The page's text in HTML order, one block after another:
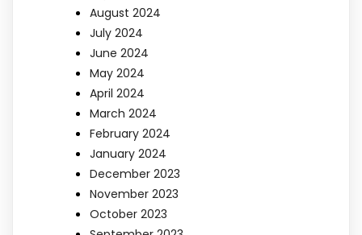
August 2024
July 2024
June 2024
May 2024
April 2024
March 2024
February 2024
January 2024
December 2023
November 2023
October 2023